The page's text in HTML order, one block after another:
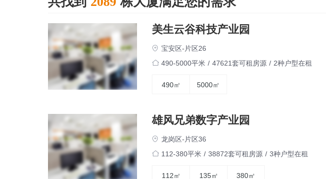
美生云谷科技产业园
宝安区-片区26
490-5000平米 / 47621套可租房源 / 2种户型在租
490㎡ 5000㎡
雄风兄弟数字产业园
龙岗区-片区36
112-380平米 / 38872套可租房源 / 3种户型在租
112㎡ 135㎡ 380㎡